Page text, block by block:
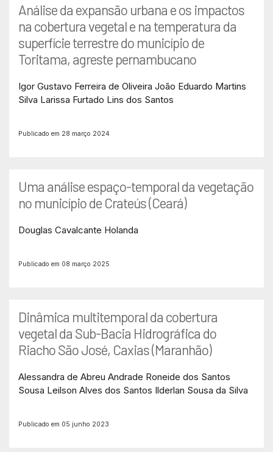
Análise da expansão urbana e os impactos
na cobertura vegetal e na temperatura da
superfície terrestre do município de
Toritama, agreste pernambucano
Igor Gustavo Ferreira de Oliveira João Eduardo Martins
Silva Larissa Furtado Lins dos Santos
Publicado em 28 março 2024
Uma análise espaço-temporal da vegetação
no município de Crateús (Ceará)
Douglas Cavalcante Holanda
Publicado em 08 março 2025
Dinâmica multitemporal da cobertura
vegetal da Sub-Bacia Hidrográfica do
Riacho São José, Caxias (Maranhão)
Alessandra de Abreu Andrade Roneide dos Santos
Sousa Leilson Alves dos Santos Ilderlan Sousa da Silva
Publicado em 05 junho 2023